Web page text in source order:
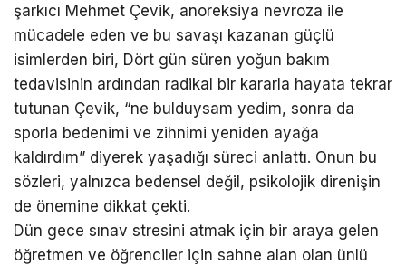
şarkıcı Mehmet Çevik, anoreksiya nevroza ile
mücadele eden ve bu savaşı kazanan güçlü
isimlerden biri, Dört gün süren yoğun bakım
tedavisinin ardından radikal bir kararla hayata tekrar
tutunan Çevik, “ne bulduysam yedim, sonra da
sporla bedenimi ve zihnimi yeniden ayağa
kaldırdım” diyerek yaşadığı süreci anlattı. Onun bu
sözleri, yalnızca bedensel değil, psikolojik direnişin
de önemine dikkat çekti.
Dün gece sınav stresini atmak için bir araya gelen
öğretmen ve öğrenciler için sahne alan olan ünlü